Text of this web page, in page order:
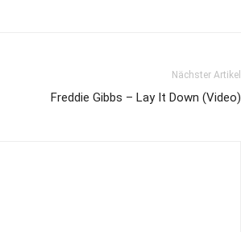
Nächster Artikel
Freddie Gibbs – Lay It Down (Video)